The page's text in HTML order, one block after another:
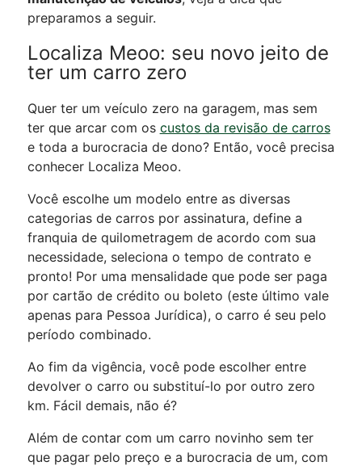
preparamos a seguir.
Localiza Meoo: seu novo jeito de
ter um carro zero
Quer ter um veículo zero na garagem, mas sem
ter que arcar com os custos da revisão de carros
e toda a burocracia de dono? Então, você precisa
conhecer Localiza Meoo.
Você escolhe um modelo entre as diversas
categorias de carros por assinatura, define a
franquia de quilometragem de acordo com sua
necessidade, seleciona o tempo de contrato e
pronto! Por uma mensalidade que pode ser paga
por cartão de crédito ou boleto (este último vale
apenas para Pessoa Jurídica), o carro é seu pelo
período combinado.
Ao fim da vigência, você pode escolher entre
devolver o carro ou substituí-lo por outro zero
km. Fácil demais, não é?
Além de contar com um carro novinho sem ter
que pagar pelo preço e a burocracia de um, com